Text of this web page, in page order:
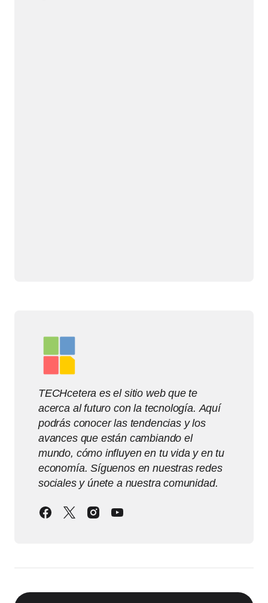
TECHcetera es el sitio web que te
acerca al futuro con la tecnología. Aquí
podrás conocer las tendencias y los
avances que están cambiando el
mundo, cómo influyen en tu vida y en tu
economía. Síguenos en nuestras redes
sociales y únete a nuestra comunidad.